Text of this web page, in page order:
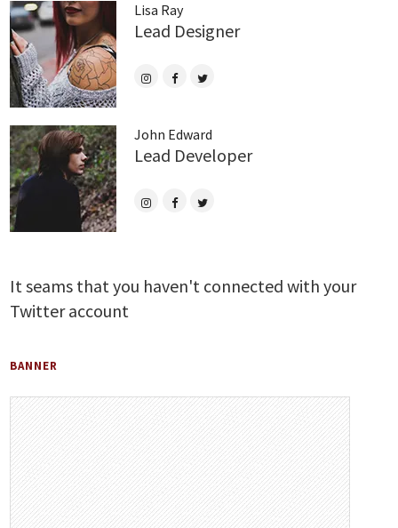
Lisa Ray
Lead Designer
John Edward
Lead Developer
It seams that you haven't connected with your
Twitter account
BANNER